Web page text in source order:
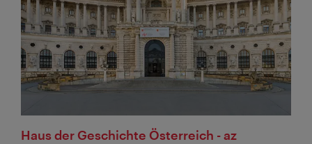
Haus der Geschichte Österreich - az